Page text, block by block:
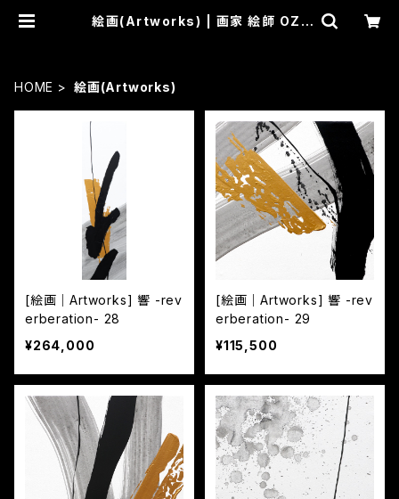
絵画(Artworks) | 画家 絵師 OZ-
HOME 絵画(Artworks)
[絵画｜Artworks] 響 -rev
erberation- 28
¥264,000
[絵画｜Artworks] 響 -rev
erberation- 29
¥115,500